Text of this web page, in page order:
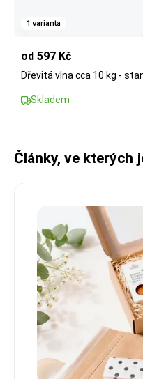
1 varianta
od 597 Kč
Dřevitá vlna cca 10 kg -
Skladem
Články, ve kterých